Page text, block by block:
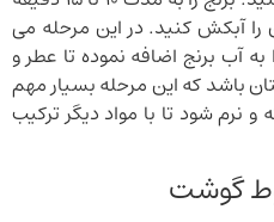
آبکش کنید. در این مرحله می
به آب برنج اضافه نموده تا عطر و
باشد که این مرحله بسیار مهم
و نرم شود تا با مواد دیگر ترکیب
گوشت